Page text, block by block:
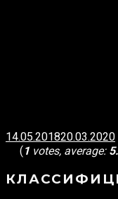
14.05.201820.03.2020
(1 votes, average: